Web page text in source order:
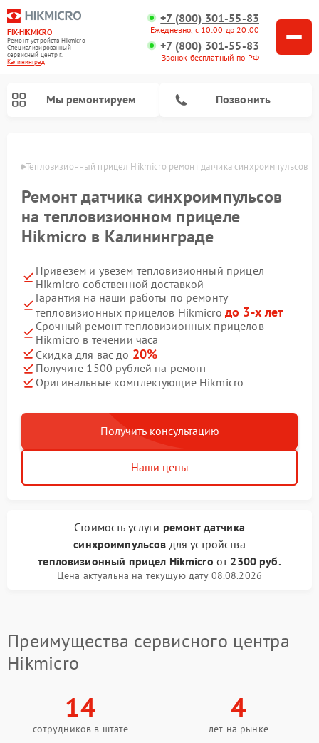
FIX-HIKMICRO
Ремонт устройств Hikmicro
Специализированный
cервисный центр г.
Калининград
+7 (800) 301-55-83
Ежедневно, с 10:00 до 20:00
+7 (800) 301-55-83
Звонок бесплатный по РФ
Мы ремонтируем Позвонить
Тепловизионный прицел Hikmicro ремонт датчика синхроимпульсов
Ремонт датчика синхроимпульсов
на тепловизионном прицеле
Hikmicro в Калининграде
Привезем и увезем тепловизионный прицел
Hikmicro собственной доставкой
Гарантия на наши работы по ремонту
тепловизионных прицелов Hikmicro до 3-х лет
Срочный ремонт тепловизионных прицелов
Hikmicro в течении часа
Скидка для вас до 20%
Получите 1500 рублей на ремонт
Оригинальные комплектующие Hikmicro
Получить консультацию
Наши цены
Стоимость услуги ремонт датчика
синхроимпульсов для устройства
тепловизионный прицел Hikmicro от 2300 руб.
Цена актуальна на текущую дату 08.08.2026
Преимущества сервисного центра
Hikmicro
14
сотрудников в штате
4
лет на рынке